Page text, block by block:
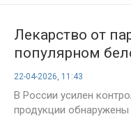
Лекарство от
популярном
нашли опасные
22-04-2026, 11:43
В России усилен
продукции